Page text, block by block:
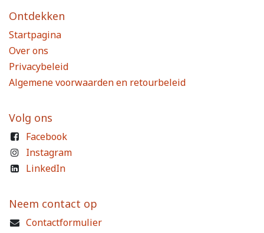
Ontdekken
Startpagina
Over ons
Privacybeleid
Algemene voorwaarden en retourbeleid
Volg ons
Facebook
Instagram
LinkedIn
Neem contact op
Contactformulier